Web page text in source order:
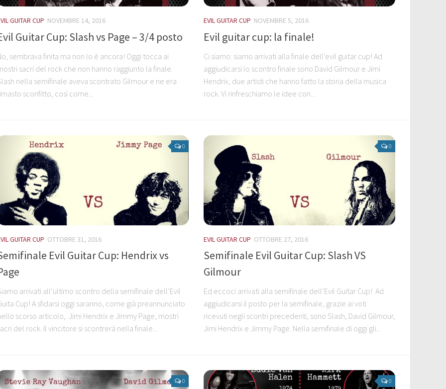
GUITAR CUP NOVEMBRE 14, 2016
Guitar Cup: Slash vs Page – 3/4 posto
sembrava finita ma non lo è ancora! Oggi tocca ai
sacri del rock che non hanno raggiunto la finale.
nella semifinale aveva scontrato Gilmour e ne era
sconfitto, così come...
EVIL GUITAR CUP NOVEMBRE 5, 2016
Evil guitar cup: la finale!
Ci siamo: siamo arrivati alla finale dell’evil guitar cup! Ad
aggiudicarsi lo scontro finale sono David Gilmour e Jimi
Hendrix, due artisti che hanno fatto la storia della musica
rock. Vi rinfreschiamo le idee con...
0
GUITAR CUP OTTOBRE 31, 2016
Evil Guitar Cup: Hendrix vs
arrivati all’ultimo scontro della semifinale dell’Evil
Cup! A sfidarsi oggi saranno, come già preannunciato
scorso articolo, Jimi Hendrix e Jimmy Page, mostri
del rock. Il vincitore si scontrerà nella finale...
0
EVIL GUITAR CUP OTTOBRE 27, 2016
Semifinale Evil Guitar Cup: Slash VS
Gilmour
Ed eccoci arrivati alla semifinale dell’Evil Guitar Cup! Ad
aggiudicarsi il posto per la semifinale, grazie ai voti
ricevuti negli scontri precedenti, sono Slash, David Gilmour,
Jimi Hendrix e Jimmy Page. Nella semifinale di oggi gli...
0 0